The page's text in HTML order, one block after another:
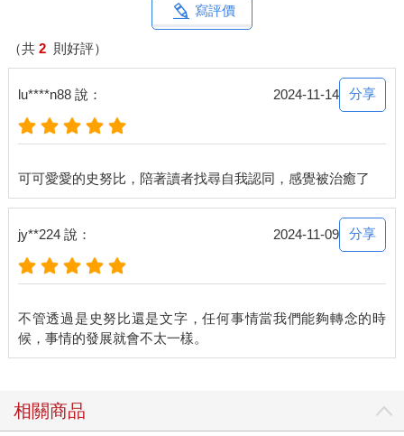
名為「研究生教育」的欄位。在那裡，我會定期貼出幾篇舒茲的
不過到了近期，我開始對人們如何理解和體會《花生》漫畫中透
露出的訊息感到好奇。這些漫畫確實很有趣，但正因為如此，或
許大多數人對它的印象僅限於此。因為《花生》漫畫總是出現在
漫畫頁面，與其他同樣有趣但沒有任何意涵的漫畫放在一起；又
或許這部漫畫本身就被持有它的公司判定為僅供消遣使用。總
之，這讓我開始嘗試更加明確地去闡述那些我從查理布朗以及他
我的解讀是對的嗎？這些解讀是舒茲在創造這些漫畫時心中所想
的嗎？我不知道，答案也不重要。世界上有這麼多文章在研究
《哈姆雷特》裡的角色，難道當初莎士比亞就打定主意把這些後
人的詮釋都融入角色之中了嗎？這再次證明，這個問題是不重要
的。同樣一個角色所說的話，對不同人來說含義可能不盡相同，
藝術家只不過是運用啟發他的直覺來創作罷了。
樣的人生經歷。誰知道呢？如果我們不只是單純地聆聽，而是主
動去看見查爾斯．舒茲正在告訴我們些什麼，或許就能變得再快
C.3 自尊
寫評價
（共 2 則好評）
lu****n88 說： 2024-11-14 分享
jy**224 說： 2024-11-09 分享
不管透過是史努比還是文字，任何事情當我們能夠轉念的時
相關商品